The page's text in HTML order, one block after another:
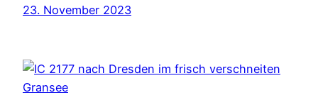
23. November 2023